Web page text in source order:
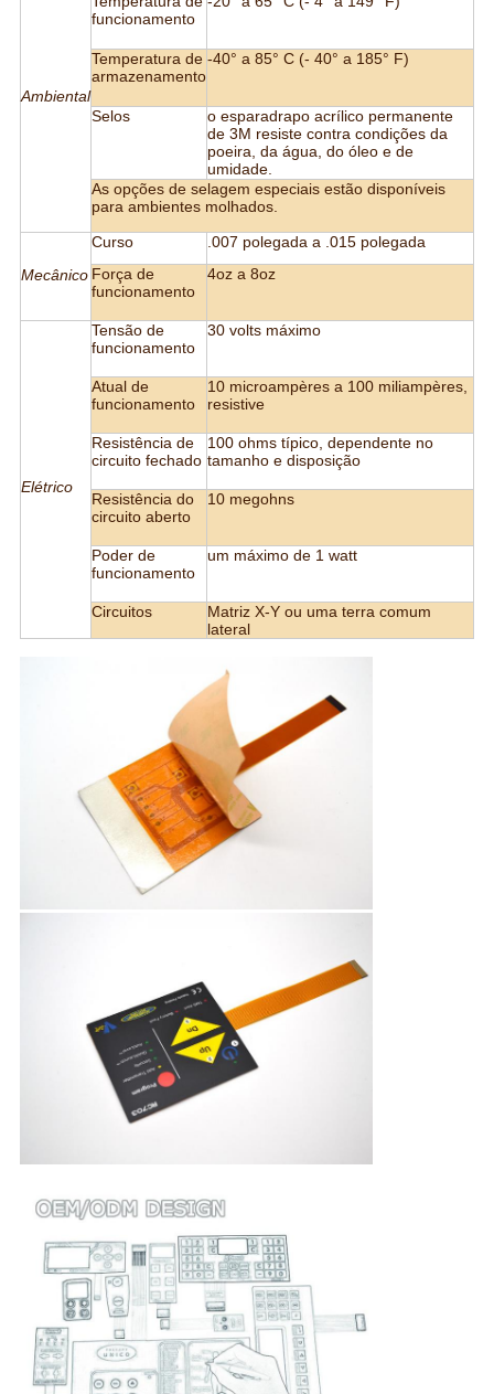
Ambiental
funcionamento
Temperatura de
armazenamento
-40° a 85° C (- 40° a 185° F)
Selos
o esparadrapo acrílico permanente
de 3M resiste contra condições da
poeira, da água, do óleo e de
umidade.
As opções de selagem especiais estão disponíveis
para ambientes molhados.
Mecânico
Curso
.007 polegada a .015 polegada
Força de
funcionamento
4oz a 8oz
Elétrico
Tensão de
funcionamento
30 volts máximo
Atual de
funcionamento
10 microampères a 100 miliampères,
resistive
Resistência de
circuito fechado
100 ohms típico, dependente no
tamanho e disposição
Resistência do
circuito aberto
10 megohns
Poder de
funcionamento
um máximo de 1 watt
Circuitos
Matriz X-Y ou uma terra comum
lateral